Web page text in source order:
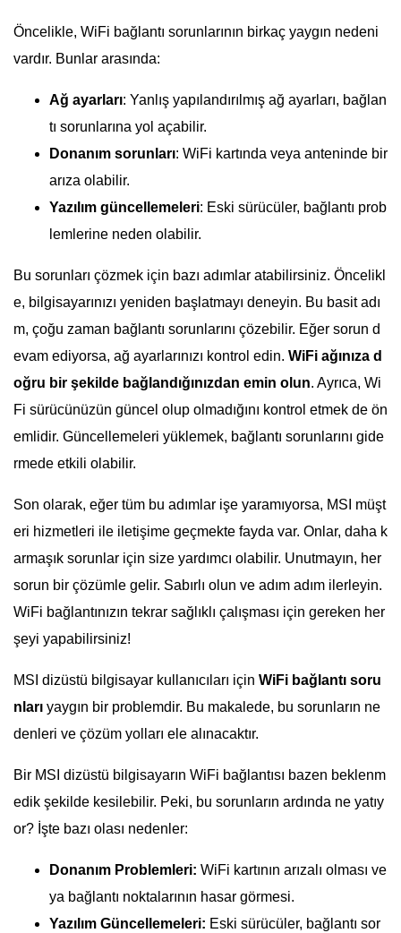
Öncelikle, WiFi bağlantı sorunlarının birkaç yaygın nedeni
vardır. Bunlar arasında:
Ağ ayarları: Yanlış yapılandırılmış ağ ayarları, bağlan
tı sorunlarına yol açabilir.
Donanım sorunları: WiFi kartında veya anteninde bir
arıza olabilir.
Yazılım güncellemeleri: Eski sürücüler, bağlantı prob
lemlerine neden olabilir.
Bu sorunları çözmek için bazı adımlar atabilirsiniz. Öncelikl
e, bilgisayarınızı yeniden başlatmayı deneyin. Bu basit adı
m, çoğu zaman bağlantı sorunlarını çözebilir. Eğer sorun d
evam ediyorsa, ağ ayarlarınızı kontrol edin. WiFi ağınıza d
oğru bir şekilde bağlandığınızdan emin olun. Ayrıca, Wi
Fi sürücünüzün güncel olup olmadığını kontrol etmek de ön
emlidir. Güncellemeleri yüklemek, bağlantı sorunlarını gide
rmede etkili olabilir.
Son olarak, eğer tüm bu adımlar işe yaramıyorsa, MSI müşt
eri hizmetleri ile iletişime geçmekte fayda var. Onlar, daha k
armaşık sorunlar için size yardımcı olabilir. Unutmayın, her
sorun bir çözümle gelir. Sabırlı olun ve adım adım ilerleyin.
WiFi bağlantınızın tekrar sağlıklı çalışması için gereken her
şeyi yapabilirsiniz!
MSI dizüstü bilgisayar kullanıcıları için WiFi bağlantı soru
nları yaygın bir problemdir. Bu makalede, bu sorunların ne
denleri ve çözüm yolları ele alınacaktır.
Bir MSI dizüstü bilgisayarın WiFi bağlantısı bazen beklenm
edik şekilde kesilebilir. Peki, bu sorunların ardında ne yatıy
or? İşte bazı olası nedenler:
Donanım Problemleri: WiFi kartının arızalı olması ve
ya bağlantı noktalarının hasar görmesi.
Yazılım Güncellemeleri: Eski sürücüler, bağlantı sor